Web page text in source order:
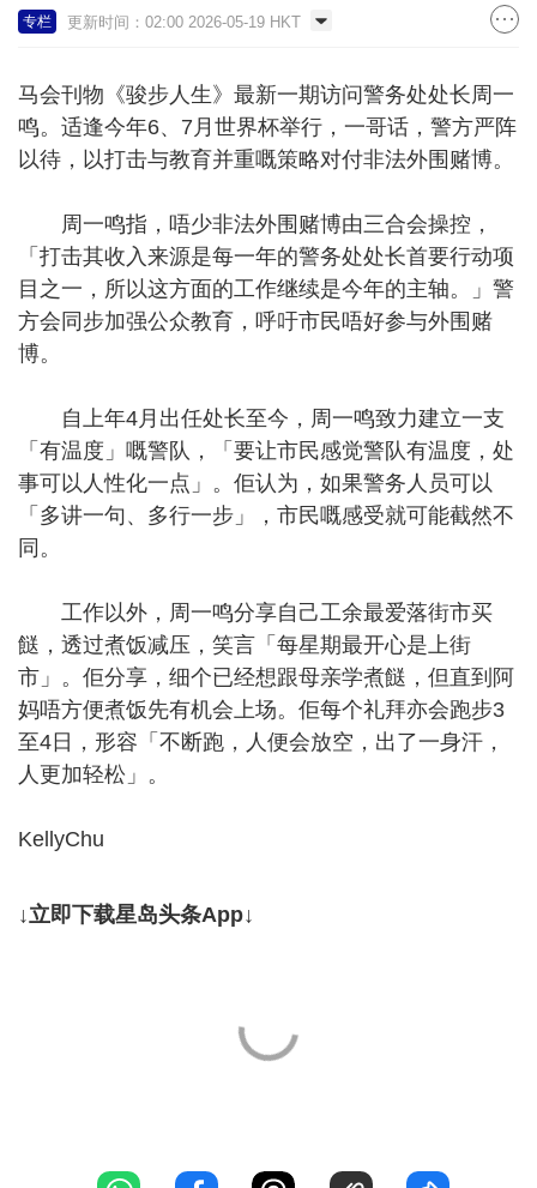
专栏 更新时间：02:00 2026-05-19 HKT
马会刊物《骏步人生》最新一期访问警务处处长周一
鸣。适逢今年6、7月世界杯举行，一哥话，警方严阵
以待，以打击与教育并重嘅策略对付非法外围赌博。
周一鸣指，唔少非法外围赌博由三合会操控，
「打击其收入来源是每一年的警务处处长首要行动项
目之一，所以这方面的工作继续是今年的主轴。」警
方会同步加强公众教育，呼吁市民唔好参与外围赌
博。
自上年4月出任处长至今，周一鸣致力建立一支
「有温度」嘅警队，「要让市民感觉警队有温度，处
事可以人性化一点」。佢认为，如果警务人员可以
「多讲一句、多行一步」，市民嘅感受就可能截然不
同。
工作以外，周一鸣分享自己工余最爱落街市买
餸，透过煮饭减压，笑言「每星期最开心是上街
市」。佢分享，细个已经想跟母亲学煮餸，但直到阿
妈唔方便煮饭先有机会上场。佢每个礼拜亦会跑步3
至4日，形容「不断跑，人便会放空，出了一身汗，
人更加轻松」。
KellyChu
↓立即下载星岛头条App↓